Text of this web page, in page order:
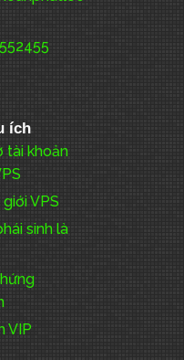
ích
tài khoản
VPS
sinh là
VIP